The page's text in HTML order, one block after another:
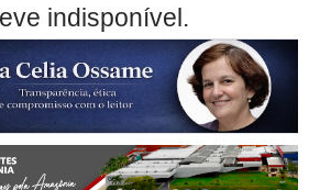
indisponível.